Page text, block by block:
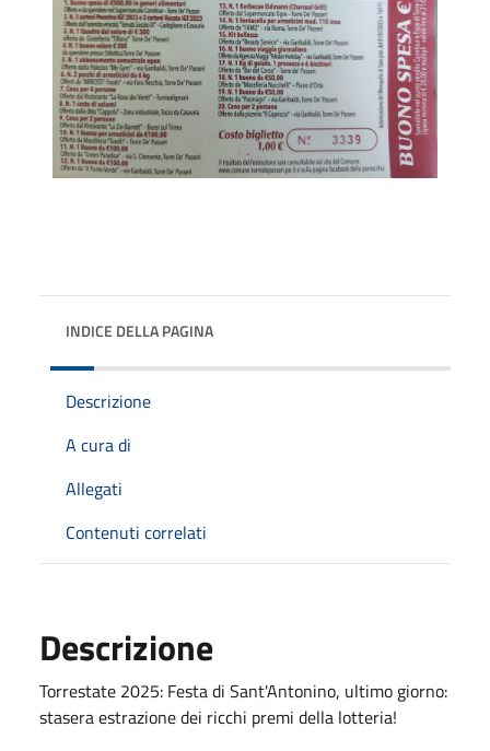
INDICE DELLA PAGINA
Descrizione
A cura di
Allegati
Contenuti correlati
Descrizione
Torrestate 2025: Festa di Sant'Antonino, ultimo giorno:
stasera estrazione dei ricchi premi della lotteria!